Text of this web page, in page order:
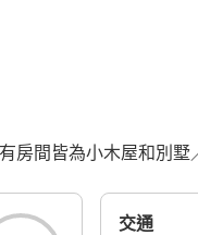
房間皆為小木屋和別
交通